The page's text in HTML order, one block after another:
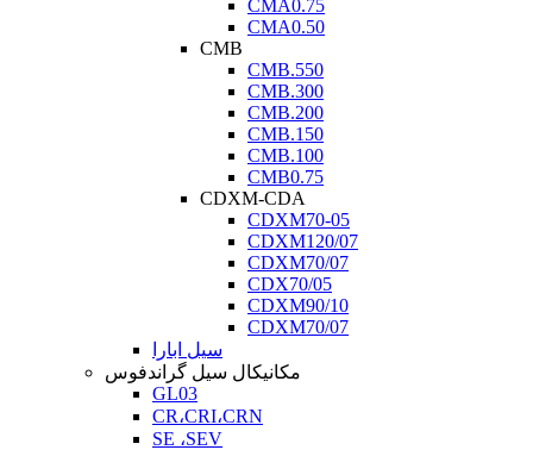
CMA0.75
CMA0.50
CMB
CMB.550
CMB.300
CMB.200
CMB.150
CMB.100
CMB0.75
CDXM-CDA
CDXM70-05
CDXM120/07
CDXM70/07
CDX70/05
CDXM90/10
CDXM70/07
سیل ابارا
مکانیکال سیل گراندفوس
GL03
CR،CRI،CRN
SE ،SEV